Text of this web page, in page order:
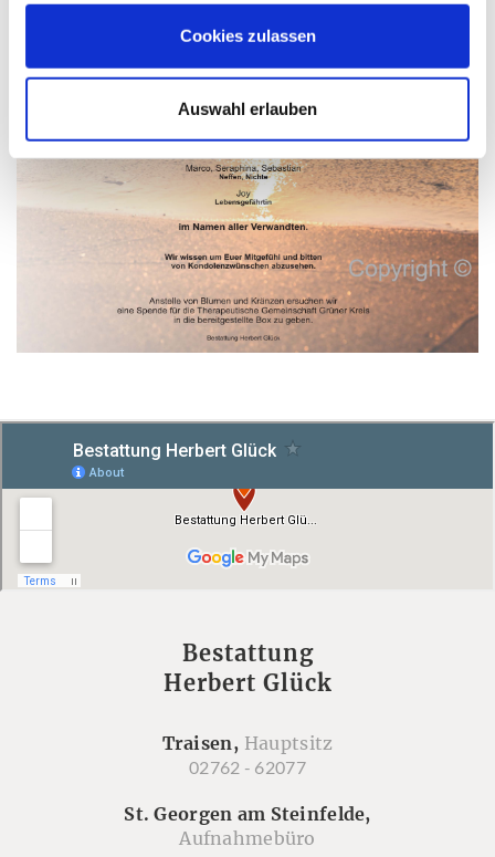
Cookies zulassen
Auswahl erlauben
Bestattung
Herbert Glück
Traisen, Hauptsitz
02762 - 62077
St. Georgen am Steinfelde,
Aufnahmebüro